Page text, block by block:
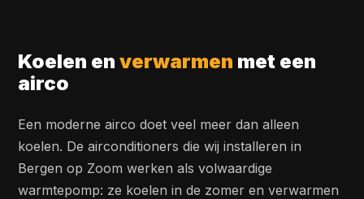
Koelen enverwarmen met een
airco
Een moderne airco doet veel meer dan alleen
koelen. De airconditioners die wij installeren in
Bergen op Zoom werken als volwaardige
warmtepomp: ze koelen in de zomer en verwarmen